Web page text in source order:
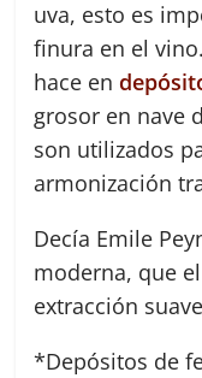
uva, esto es
finura en el
hace en
grosor en nave
son utilizados
armonización
Decía Emile
moderna, que
extracción
*Depósitos de